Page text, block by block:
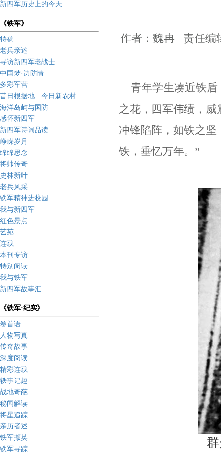
新四军历史上的今天
《铁军》
特稿
老兵亲述
寻访新四军老战士
中国梦·边防情
多彩军营
昔日根据地 今日新农村
海洋岛屿与国防
感怀新四军
新四军诗词品读
峥嵘岁月
绵绵思念
将帅传奇
史林新叶
老兵风采
铁军精神进校园
我与新四军
红色景点
艺苑
连载
本刊专访
特别阅读
我与铁军
新四军故事汇
《铁军·纪实》
卷首语
人物写真
传奇故事
深度阅读
精彩连载
轶事记趣
战地奇葩
秘闻解读
将星追踪
亲历者述
铁军撷英
铁军寻踪
作者：魏冉 责任编
青年学生凑近铁盾
之花，四军伟绩，威
冲锋陷阵， 如铁之坚
铁，垂忆万年。”